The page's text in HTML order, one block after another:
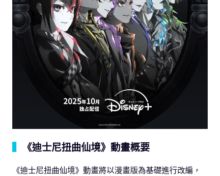
《迪士尼扭曲仙境》動畫概要
《迪士尼扭曲仙境》動畫將以漫畫版為基礎進行改編，